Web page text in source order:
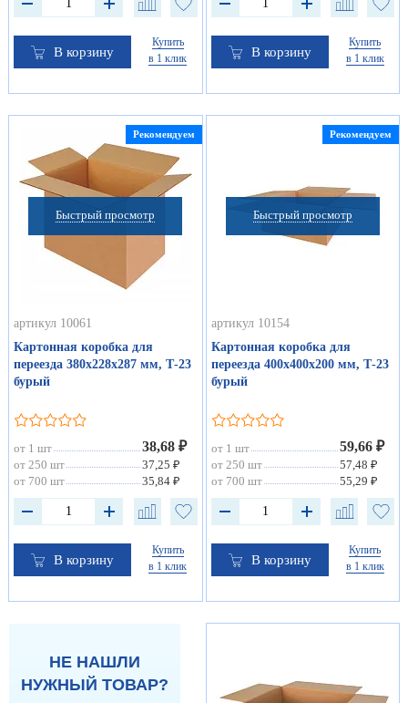
В корзину
Купить
в 1 клик
В корзину
Купить
в 1 клик
Быстрый просмотр
Рекомендуем
артикул 10061
Картонная коробка для
переезда 380х228х287 мм, Т-23
бурый
от 1 шт 38,68 ₽
от 250 шт
37,25 ₽
от 700 шт
35,84 ₽
В корзину
Купить
в 1 клик
Быстрый просмотр
Рекомендуем
артикул 10154
Картонная коробка для
переезда 400х400х200 мм, Т-23
бурый
от 1 шт 59,66 ₽
от 250 шт
57,48 ₽
от 700 шт
55,29 ₽
В корзину
Купить
в 1 клик
НЕ НАШЛИ
НУЖНЫЙ ТОВАР?